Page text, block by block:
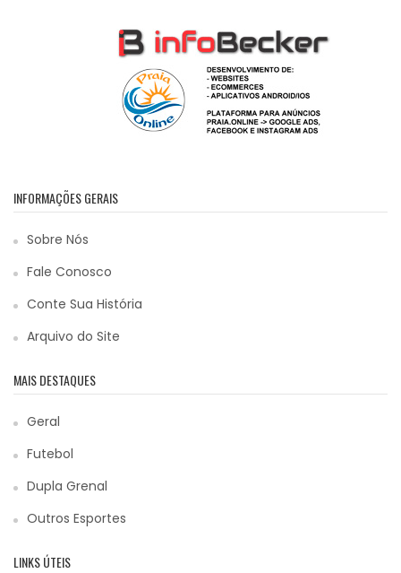
INFORMAÇÕES GERAIS
Sobre Nós
Fale Conosco
Conte Sua História
Arquivo do Site
MAIS DESTAQUES
Geral
Futebol
Dupla Grenal
Outros Esportes
LINKS ÚTEIS